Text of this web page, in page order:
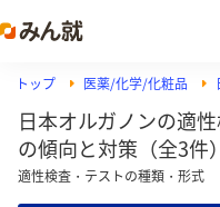
トップ 医薬/化学/化粧品
日本オルガノンの適
の傾向と対策（全3件）
適性検査・テストの種類・形式